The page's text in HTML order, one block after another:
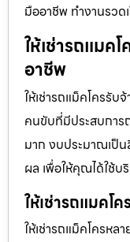
มืออาชีพ ทำงานรวด
ให้เช่ารถแมค
อาชีพ
ให้เช่ารถแม็คโครรั
คนขับที่มีประสบการ
มาก งบประมาณเป็น
ผล เพื่อให้คุณได้ใช้บ
ให้เช่ารถแมคโ
ให้เช่ารถแม็คโครหล